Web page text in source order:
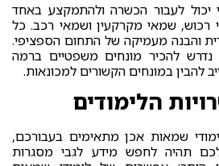
יכול לעבור הכשרה ולהתמקצע באחד
שמאי מקרקעין ושמאי רכב. כל
והבנה מעמיקה של התחום הספציפי.
נדרש להכיר מונחים משפטיים ברמה
להבין במונחים הקשורים למכונאות.
הלימודים
שמאות אכן מתאימים בעבורכם,
תהיה לחפש מידע לגבי מסגרות